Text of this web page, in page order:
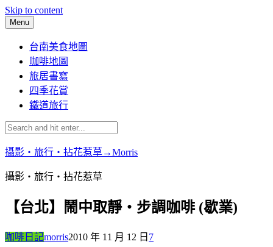
Skip to content
Menu
台南美食地圖
咖啡地圖
旅居書寫
四季花賞
鐵道旅行
攝影‧旅行‧拈花惹草→Morris
攝影‧旅行‧拈花惹草
【台北】鬧中取靜‧步調咖啡 (歇業)
咖啡日記morris2010 年 11 月 12 日 7